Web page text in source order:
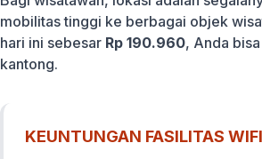
mobilitas tinggi ke berbagai objek
hari ini sebesar Rp 190.960, Anda
kantong.
KEUNTUNGAN FASILITAS